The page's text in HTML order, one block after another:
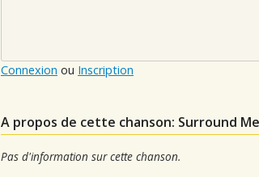
Connexion ou Inscription
A propos de cette chanson: Surround Me
Pas d'information sur cette chanson.